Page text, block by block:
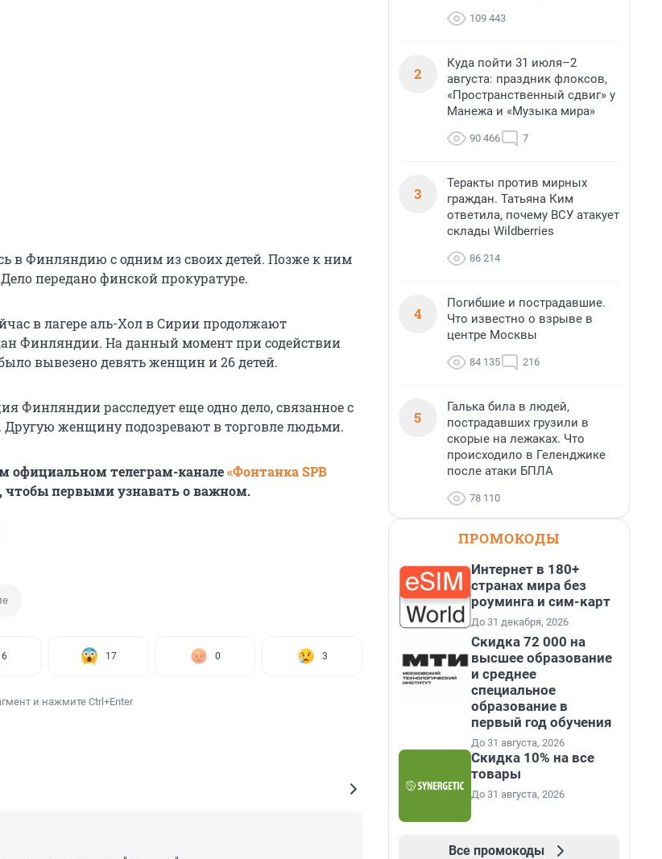
в Финляндию с одним из своих детей. Позже к ним
передано финской прокуратуре.
в лагере аль-Хол в Сирии продолжают
Финляндии. На данный момент при содействии
вывезено девять женщин и26 детей.
Финляндии расследует еще одно дело, связанное с
женщину подозревают в торговле людьми.
официальном телеграм-канале«Фонтанка SPB
чтобы первыми узнавать о важном.
6 17 0 3
и нажмите Ctrl+Enter
109 443
2
Куда пойти 31 июля–2
августа: праздник флоксов,
«Пространственный сдвиг» у
Манежа и «Музыка мира»
90 466 7
3
Теракты против мирных
граждан. Татьяна Ким
ответила, почему ВСУ атакует
склады Wildberries
86 214
4
Погибшие и пострадавшие.
Что известно о взрыве в
центре Москвы
84 135 216
5
Галька била в людей,
пострадавших грузили в
скорые на лежаках. Что
происходило в Геленджике
после атаки БПЛА
78 110
ПРОМОКОДЫ
Интернет в 180+
странах мира без
роуминга и сим-карт
До 31 декабря, 2026
Скидка 72 000 на
высшее образование
и среднее
специальное
образование в
первый год обучения
До 31 августа, 2026
Скидка 10% на все
товары
До 31 августа, 2026
Все промокоды